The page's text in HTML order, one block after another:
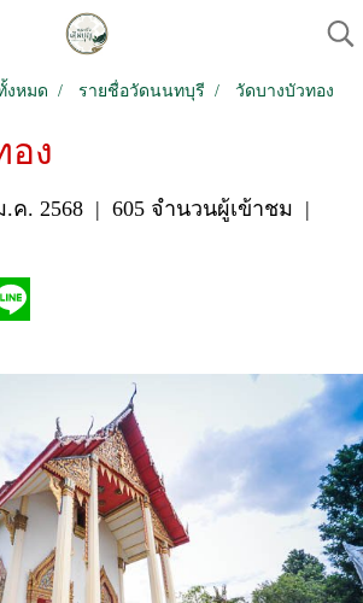
งหมด รายชื่อวัดนนทบุรี วัดบางบัวทอง
อง
.ค. 2568 | 605 จำนวนผู้เข้าชม |